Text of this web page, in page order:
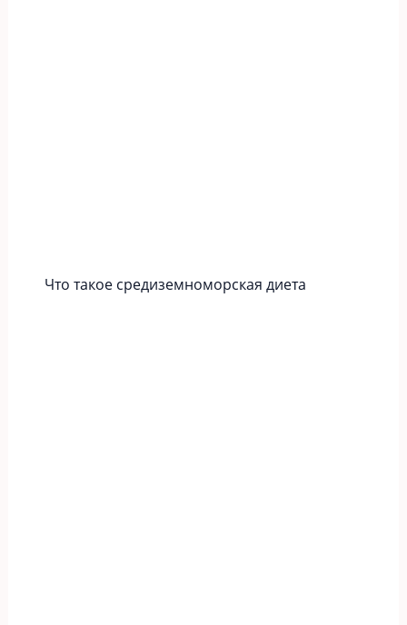
Что такое средиземноморская диета